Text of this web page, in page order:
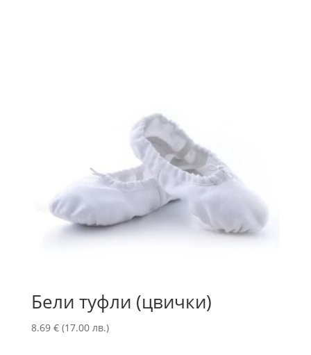
Бели туфли (цвички)
8.69 € (17.00 лв.)